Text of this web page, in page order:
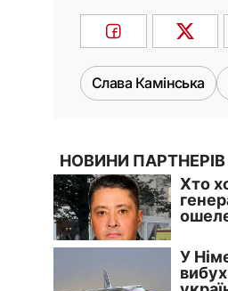
Слава Камінська